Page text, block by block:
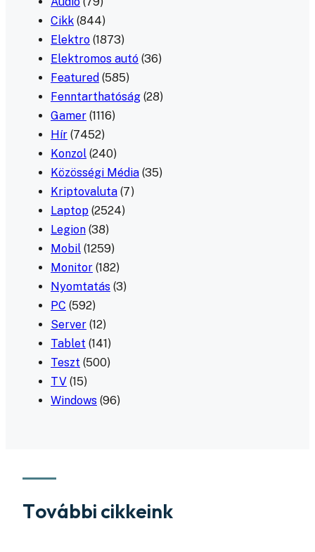
Cikk (844)
Elektro (1873)
Elektromos autó (36)
Featured (585)
Fenntarthatóság (28)
Gamer (1116)
Hír (7452)
Konzol (240)
Közösségi Média (35)
Kriptovaluta (7)
Laptop (2524)
Legion (38)
Mobil (1259)
Monitor (182)
Nyomtatás (3)
PC (592)
Server (12)
Tablet (141)
Teszt (500)
TV (15)
Windows (96)
További cikkeink